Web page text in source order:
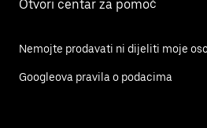
Otvori centar za pomoć
Nemojte prodavati ni dijeliti moje
Googleova pravila o podacima